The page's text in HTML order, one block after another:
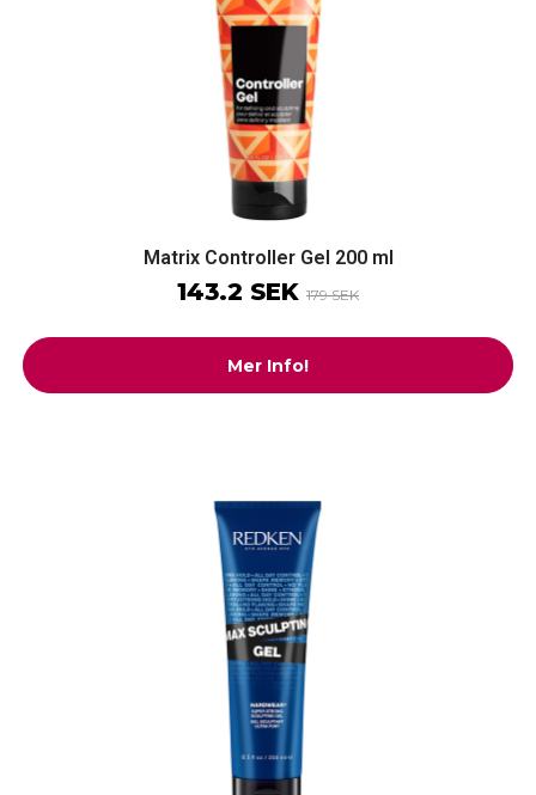
Matrix Controller Gel 200 ml
143.2 SEK 179 SEK
Mer Info!